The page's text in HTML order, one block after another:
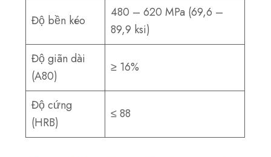
Độ bền kéo
480 – 620 MPa (69,6 –
89,9 ksi)
Độ giãn dài
(A80)
≥ 16%
Độ cứng
(HRB)
≤ 88